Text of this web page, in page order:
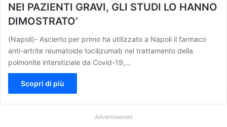
NEI PAZIENTI GRAVI, GLI STUDI LO HANNO
DIMOSTRATO’
(Napoli)- Ascierto per primo ha utilizzato a Napoli il farmaco
anti-artrite reumatoide tocilizumab nel trattamento della
polmonite interstiziale da Covid-19,…
Scopri di più
Advertisement